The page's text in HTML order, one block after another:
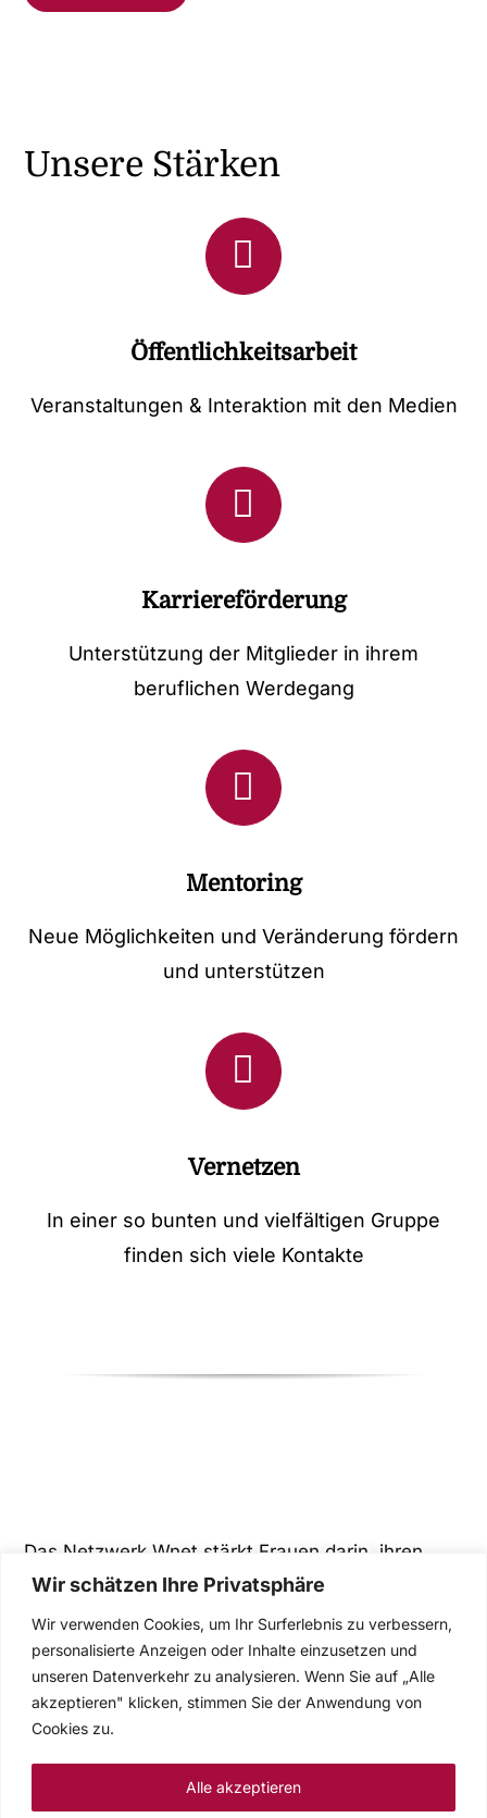
Wir schätzen Ihre Privatsphäre
Wir verwenden Cookies, um Ihr Surferlebnis zu verbessern,
personalisierte Anzeigen oder Inhalte einzusetzen und
unseren Datenverkehr zu analysieren. Wenn Sie auf „Alle
akzeptieren" klicken, stimmen Sie der Anwendung von
Cookies zu.
Alle akzeptieren
Unsere Stärken
Öffentlichkeitsarbeit
Veranstaltungen & Interaktion mit den Medien
Karriereförderung
Unterstützung der Mitglieder in ihrem
beruflichen Werdegang
Mentoring
Neue Möglichkeiten und Veränderung fördern
und unterstützen
Vernetzen
In einer so bunten und vielfältigen Gruppe
finden sich viele Kontakte
Das Netzwerk Wnet stärkt Frauen darin, ihren
beruflichen Weg zu gehen und engagiert sich für
Chancen im Berufsleben.
Über wnet
Rechtliche